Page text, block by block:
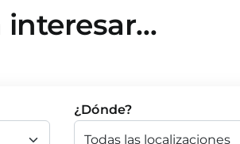
interesar…
¿Dónde?